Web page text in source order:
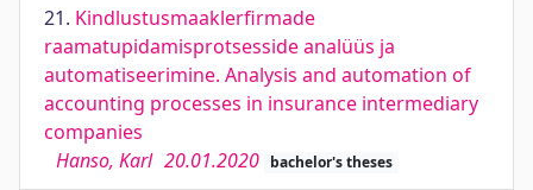
21. Kindlustusmaaklerfirmade
raamatupidamisprotsesside analüüs ja
automatiseerimine. Analysis and automation of
accounting processes in insurance intermediary
companies
Hanso, Karl 20.01.2020 bachelor's theses